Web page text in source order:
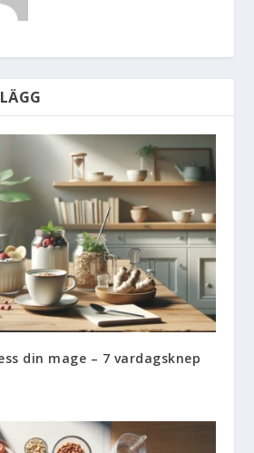
din mage – 7 vardagsknep